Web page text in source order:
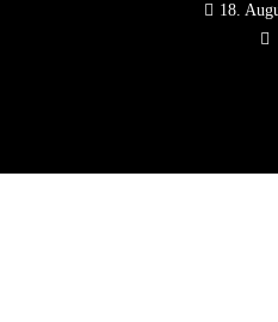
18.